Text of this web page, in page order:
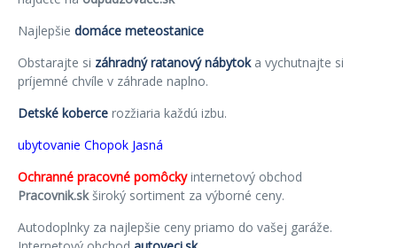
Najlepšie domáce meteostanice
Obstarajte si záhradný ratanový nábytoka vychutnajte si
príjemné chvíle v záhrade naplno.
Detské koberce rozžiaria každú izbu.
ubytovanie Chopok Jasná
Ochranné pracovné pomôckyinternetový obchod
Pracovnik.skširoký sortiment za výborné ceny.
Autodoplnky za najlepšie ceny priamo do vašej garáže.